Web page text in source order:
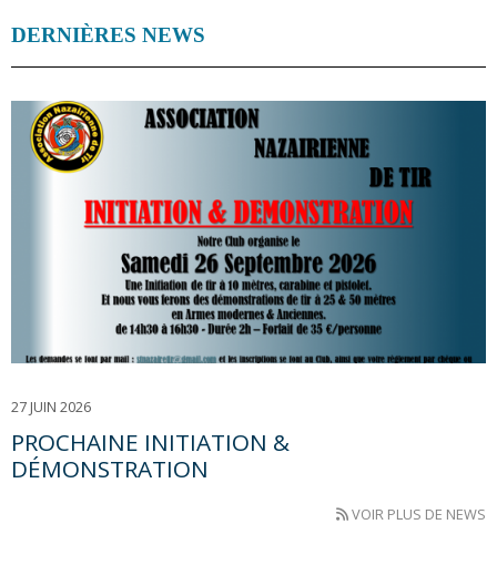
DERNIÈRES NEWS
27 JUIN 2026
PROCHAINE INITIATION &
DÉMONSTRATION
VOIR PLUS DE NEWS